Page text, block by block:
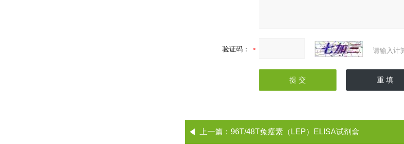
验证码： 请输入计
上一篇： 96T/48T兔瘦素（LEP）ELISA试剂盒